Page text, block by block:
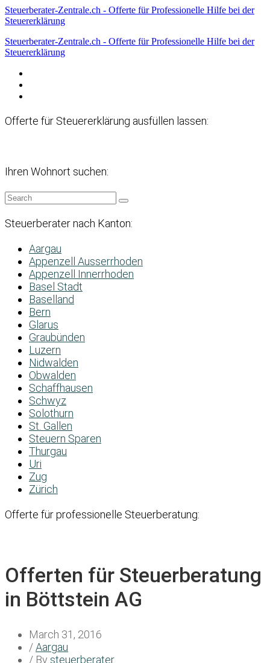
Steuerberater-Zentrale.ch - Offerte für Professionelle Hilfe bei der
Steuererklärung
Steuerberater-Zentrale.ch - Offerte für Professionelle Hilfe bei der
Steuererklärung
Offerte für Steuererklärung ausfüllen lassen:
Ihren Wohnort suchen:
Steuerberater nach Kanton:
Aargau
Appenzell Ausserrhoden
Appenzell Innerrhoden
Basel Stadt
Baselland
Bern
Glarus
Graubünden
Luzern
Nidwalden
Obwalden
Schaffhausen
Schwyz
Solothurn
St. Gallen
Steuern Sparen
Thurgau
Uri
Zug
Zürich
Offerte für professionelle Steuerberatung:
Offerten für Steuerberatung
in Böttstein AG
March 31, 2016
/Aargau
/ By steuerberater